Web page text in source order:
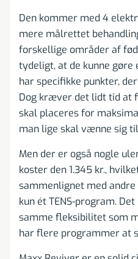
Den kommer med 4
mere målrettet
forskellige områder af
tydeligt, at de kunne
har specifikke punkter,
Dog kræver det lidt tid at
skal placeres for
man lige skal vænne sig
Men der er også nogle
koster den 1.345 kr.,
sammenlignet med
kun ét TENS-program.
samme fleksibilitet som
har flere programmer at